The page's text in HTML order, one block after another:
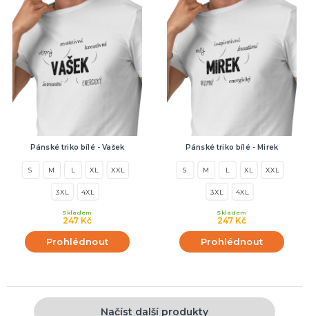
Pánské triko bílé - Vašek
S M L XL XXL
3XL 4XL
247 Kč
Skladem
Prohlédnout
Pánské triko bílé - Mirek
S M L XL XXL
3XL 4XL
247 Kč
Skladem
Prohlédnout
Načíst další produkty